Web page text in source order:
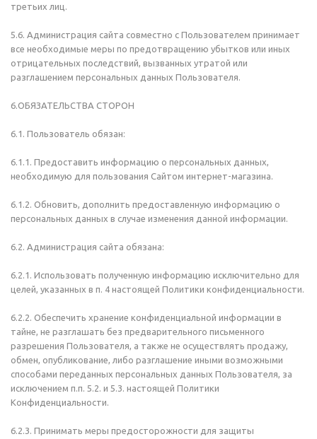
третьих лиц.
5.6. Администрация сайта совместно с Пользователем принимает
все необходимые меры по предотвращению убытков или иных
отрицательных последствий, вызванных утратой или
разглашением персональных данных Пользователя.
6.ОБЯЗАТЕЛЬСТВА СТОРОН
6.1. Пользователь обязан:
6.1.1. Предоставить информацию о персональных данных,
необходимую для пользования Сайтом интернет-магазина.
6.1.2. Обновить, дополнить предоставленную информацию о
персональных данных в случае изменения данной информации.
6.2. Администрация сайта обязана:
6.2.1. Использовать полученную информацию исключительно для
целей, указанных в п. 4 настоящей Политики конфиденциальности.
6.2.2. Обеспечить хранение конфиденциальной информации в
тайне, не разглашать без предварительного письменного
разрешения Пользователя, а также не осуществлять продажу,
обмен, опубликование, либо разглашение иными возможными
способами переданных персональных данных Пользователя, за
исключением п.п. 5.2. и 5.3. настоящей Политики
Конфиденциальности.
6.2.3. Принимать меры предосторожности для защиты